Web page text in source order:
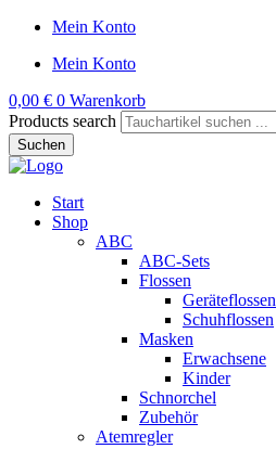
Mein Konto
Mein Konto
0,00 € 0 Warenkorb
Products search
Suchen
Start
Shop
ABC
ABC-Sets
Flossen
Geräteflossen
Schuhflossen
Masken
Erwachsene
Kinder
Schnorchel
Zubehör
Atemregler